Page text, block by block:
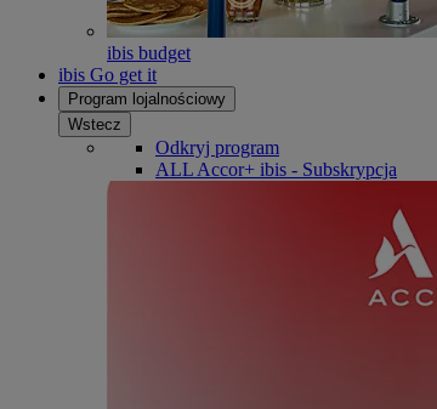
ibis budget
ibis Go get it
Program lojalnościowy
Wstecz
Odkryj program
ALL Accor+ ibis - Subskrypcja